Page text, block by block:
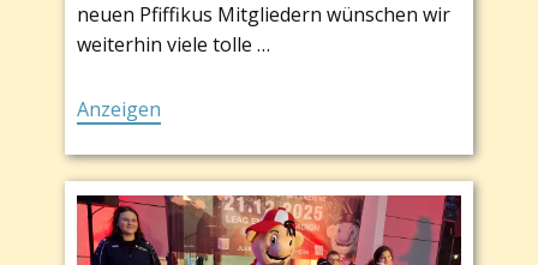
neuen Pfiffikus Mitgliedern wünschen wir
weiterhin viele tolle …
Anzeigen